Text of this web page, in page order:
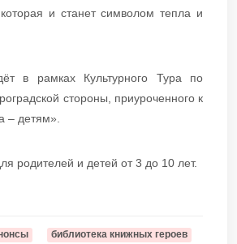
которая и станет символом тепла и
в рамках Культурного Тура по
стороны, приуроченного к
– детям».
родителей и детей от 3 до 10 лет.
библиотека книжных героев